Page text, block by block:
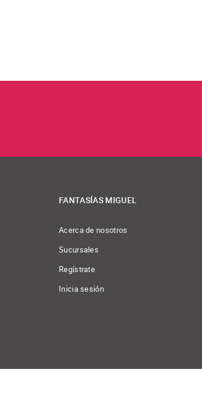
FANTASÍAS MIGUEL
Acerca de nosotros
Sucursales
Regístrate
Inicia sesión